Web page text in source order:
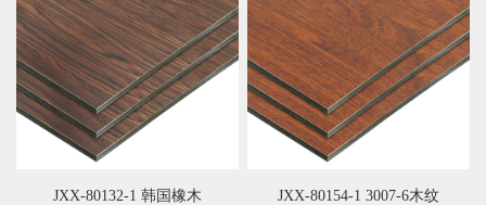
JXX-80132-1 韩国橡木 JXX-80154-1 3007-6木纹